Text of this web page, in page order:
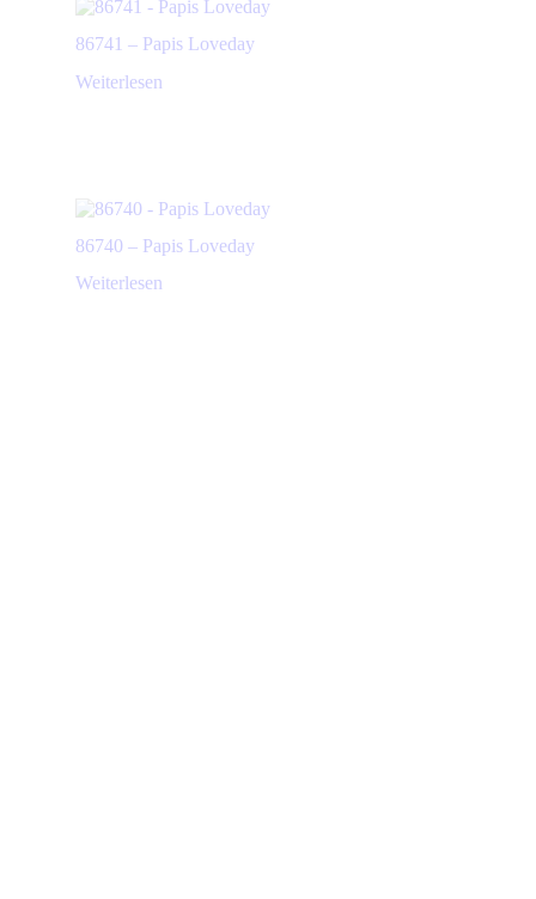
86741 – Papis Loveday
Weiterlesen
86740 – Papis Loveday
Weiterlesen